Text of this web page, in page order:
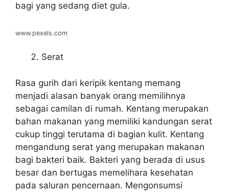
bagi yang sedang diet gula.
www.pexels.com
Serat
Rasa gurih dari keripik kentang memang
menjadi alasan banyak orang memilihnya
sebagai camilan di rumah. Kentang merupakan
bahan makanan yang memiliki kandungan serat
cukup tinggi terutama di bagian kulit. Kentang
mengandung serat yang merupakan makanan
bagi bakteri baik. Bakteri yang berada di usus
besar dan bertugas memelihara kesehatan
pada saluran pencernaan. Mengonsumsi